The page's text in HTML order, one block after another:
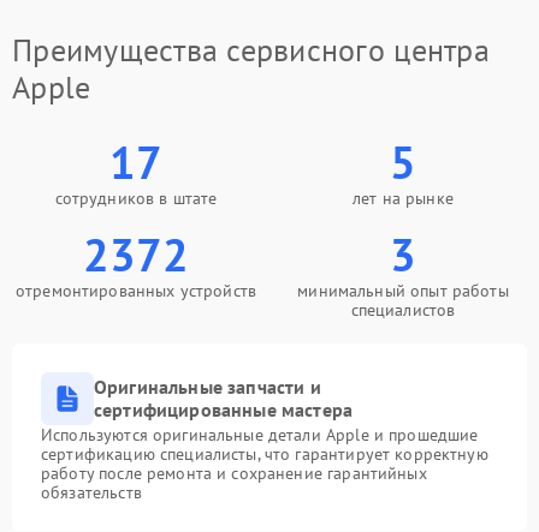
Преимущества сервисного центра
Apple
17
сотрудников в штате
5
лет на рынке
2372
отремонтированных устройств
3
минимальный опыт работы
специалистов
Оригинальные запчасти и
сертифицированные мастера
Используются оригинальные детали Apple и прошедшие
сертификацию специалисты, что гарантирует корректную
работу после ремонта и сохранение гарантийных
обязательств